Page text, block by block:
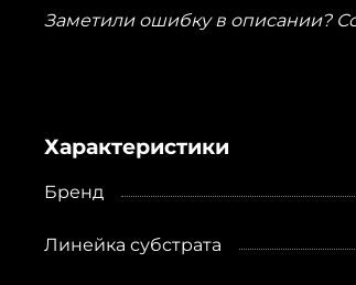
Заметили ошибку в описании?
Характеристики
Бренд
Линейка субстрата